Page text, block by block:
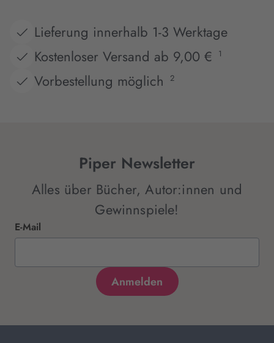
Lieferung innerhalb 1-3 Werktage
Kostenloser Versand ab 9,00 €
1
Vorbestellung möglich 2
Piper Newsletter
Alles über Bücher, Autor:innen und
Gewinnspiele!
E-Mail